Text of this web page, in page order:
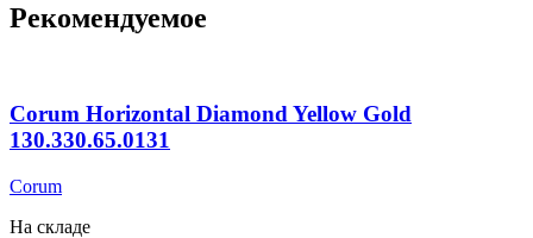
Рекомендуемое
Corum Horizontal Diamond Yellow Gold
130.330.65.0131
Corum
На складе